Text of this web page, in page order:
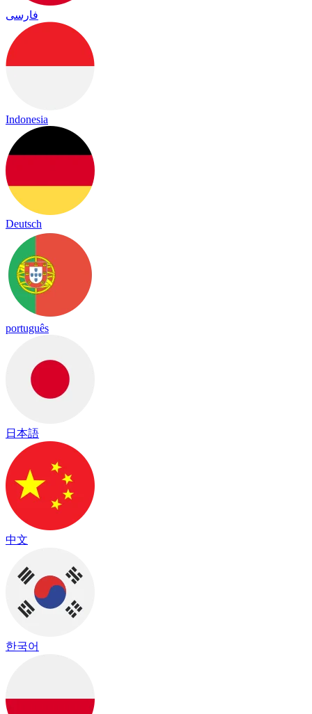
فارسی
Indonesia
Deutsch
português
日本語
中文
한국어